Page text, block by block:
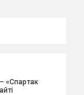
«Спартак